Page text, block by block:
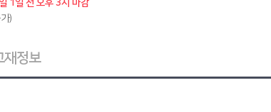
1일 전 오후 3시 마감
)
재정보